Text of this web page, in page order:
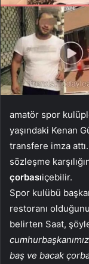
amatör spor
yaşındaki Kenan
transfere imza
sözleşme
çorbasıiçebilir.
Spor kulübü
restoranı
belirten Saat,
baş ve bacak